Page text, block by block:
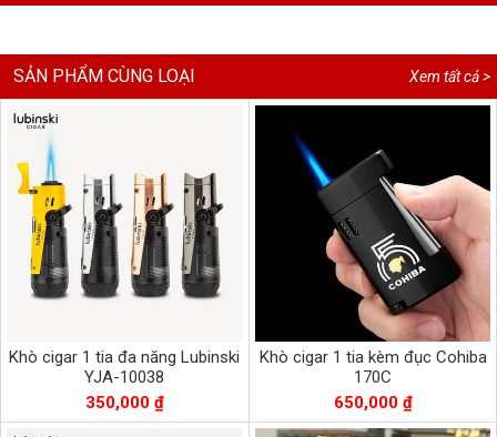
Xem tất cả >
SẢN PHẨM CÙNG LOẠI
Khò cigar 1 tia đa năng Lubinski
YJA-10038
350,000 ₫
Khò cigar 1 tia kèm đục Cohiba
170C
650,000 ₫